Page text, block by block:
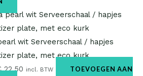
wit Serveerschaal / hapjes
plate, met eco kurk
22,50 incl. BTW
TOEVOEGEN AAN